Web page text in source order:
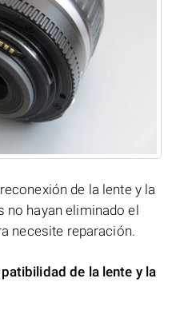
de la lente y la
no hayan eliminado el
necesite reparación.
de la lente y la